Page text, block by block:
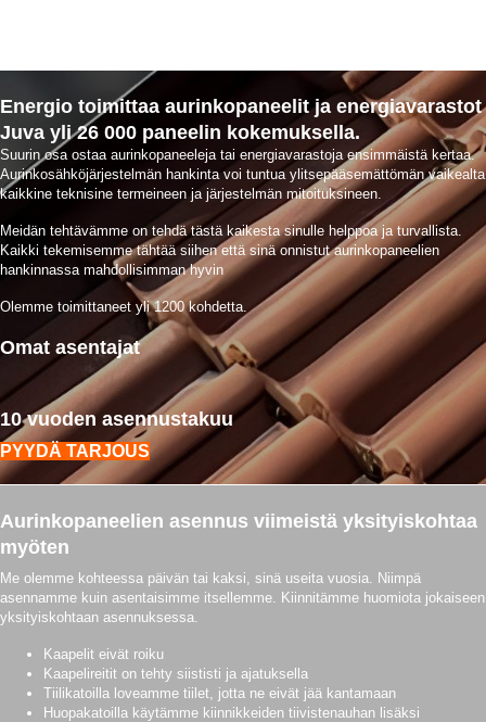
Energio toimittaa aurinkopaneelit ja energiavarastot
Juva yli 26 000 paneelin kokemuksella.
Suurin osa ostaa aurinkopaneeleja tai energiavarastoja ensimmäistä kertaa.
Aurinkosähköjärjestelmän hankinta voi tuntua ylitsepääsemättömän vaikealta
kaikkine teknisine termeineen ja järjestelmän mitoituksineen.
Meidän tehtävämme on tehdä tästä kaikesta sinulle helppoa ja turvallista.
Kaikki tekemisemme tähtää siihen että sinä onnistut aurinkopaneelien
hankinnassa mahdollisimman hyvin
Olemme toimittaneet yli 1200 kohdetta.
Omat asentajat
10 vuoden asennustakuu
PYYDÄ TARJOUS
Aurinkopaneelien asennus viimeistä yksityiskohtaa
myöten
Me olemme kohteessa päivän tai kaksi, sinä useita vuosia. Niimpä
asennamme kuin asentaisimme itsellemme. Kiinnitämme huomiota jokaiseen
yksityiskohtaan asennuksessa.
Kaapelit eivät roiku
Kaapelireitit on tehty siististi ja ajatuksella
Tiilikatoilla loveamme tiilet, jotta ne eivät jää kantamaan
Huopakatoilla käytämme kiinnikkeiden tiivistenauhan lisäksi